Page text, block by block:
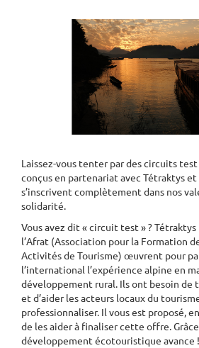
Laissez-vous tenter par des circuits
conçus en partenariat avec Tétraktys et
s’inscrivent complètement dans nos
solidarité.
Vous avez dit « circuit test » ?
l’Afrat (Association pour la Formation
Activités de Tourisme) œuvrent pour
l’international l’expérience alpine en
développement rural. Ils ont besoin de
et d’aider les acteurs locaux du
professionnaliser. Il vous est proposé,
de les aider à finaliser cette offre. Grâce
développement écotouristique avance !